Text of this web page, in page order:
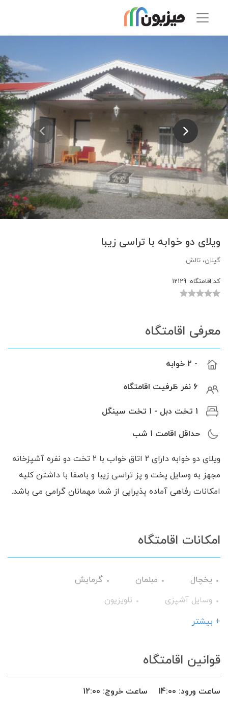
ویلای دو خوابه با تراسی زیبا
گیلان، تالش
کد اقامتگاه:
معرفی اقامتگاه
- 2 خوابه
6 نفر ظرفیت اقامتگاه
1 تخت دبل - 1 تخت سینگل
حداقل اقامت 1 شب
ویلای دو خوابه دارای 2 اتاق خواب با 2 تخت دو نفره آشپزخانه
مجهز به وسایل پخت و پز تراسی زیبا و باصفا با داشتن کلیه
امکانات رفاهی آماده پذیرایی از شما مهمانان گرامی می باشد.
امکانات اقامتگاه
یخچال مبلمان
گرمایش
وسایل آشپزی
تلویزیون
سرویس فرنگی
کابینت
ماشین لباس‌شویی
+ بیشتر
قوانین اقامتگاه
ساعت ورود: 14:00 ساعت خروج: 12:00